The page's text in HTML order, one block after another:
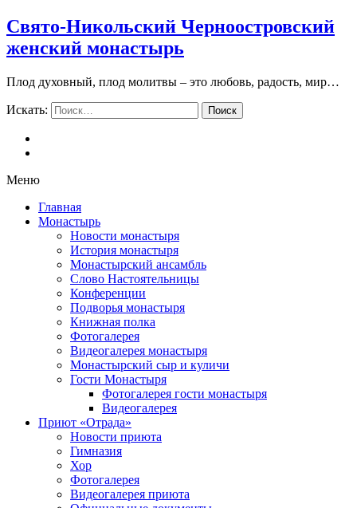
Свято-Никольский Черноостровский
женский монастырь
Плод духовный, плод молитвы – это любовь, радость, мир…
Искать: Поиск
Меню
Главная
Монастырь
Новости монастыря
История монастыря
Монастырский ансамбль
Слово Настоятельницы
Конференции
Подворья монастыря
Книжная полка
Фотогалерея
Видеогалерея монастыря
Монастырский сыр и куличи
Гости Монастыря
Фотогaлерея гости монастыря
Видеогалерея
Приют «Отрада»
Новости приюта
Гимназия
Хор
Фотогалерея
Видеогалерея приюта